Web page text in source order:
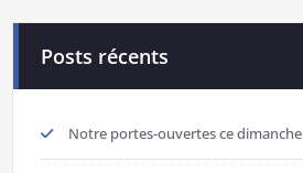
Posts récents
Notre portes-ouvertes ce dimanche